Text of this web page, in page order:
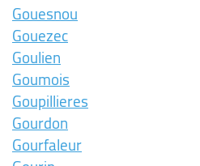
Gouesnou
Gouezec
Goulien
Goumois
Goupillieres
Gourdon
Gourfaleur